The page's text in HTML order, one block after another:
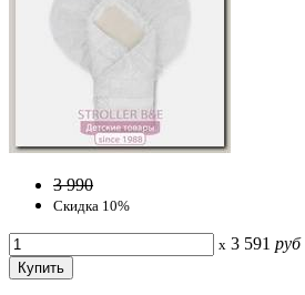
3 990
Скидка 10%
x 3 591 руб